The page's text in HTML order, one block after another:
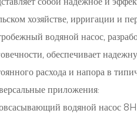
хозяйстве, ирригации и
водяной насос,
обеспечивает
расхода и напора в
приложения:
водяной насос